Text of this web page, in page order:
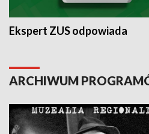
Ekspert ZUS odpowiada
ARCHIWUM